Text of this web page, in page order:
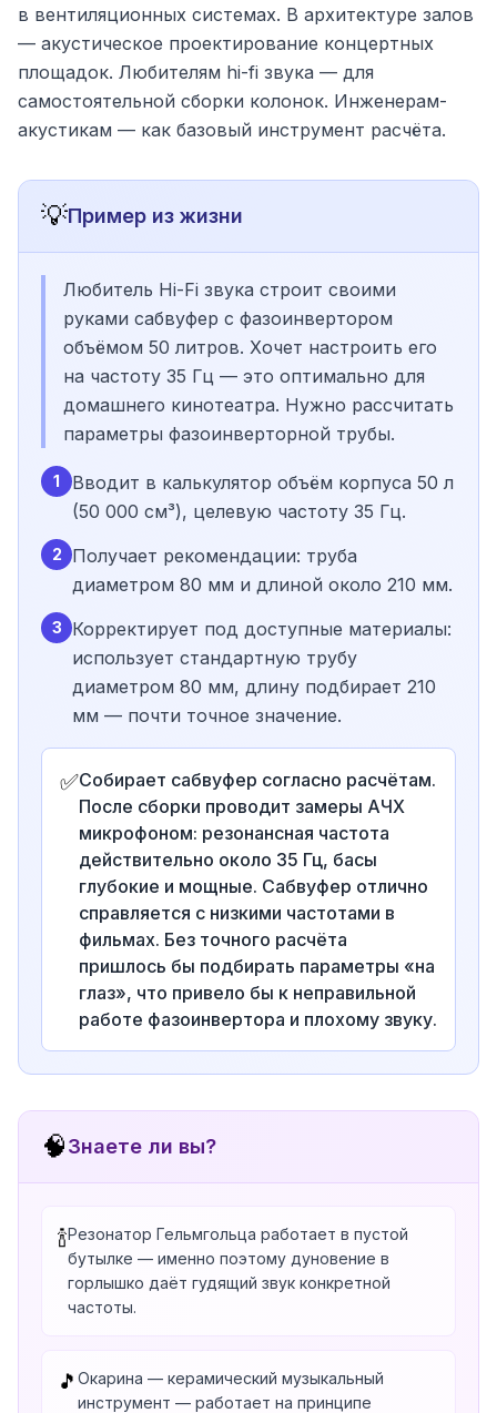
в вентиляционных системах. В архитектуре залов
— акустическое проектирование концертных
площадок. Любителям hi-fi звука — для
самостоятельной сборки колонок. Инженерам-
акустикам — как базовый инструмент расчёта.
💡Пример из жизни
Любитель Hi-Fi звука строит своими
руками сабвуфер с фазоинвертором
объёмом 50 литров. Хочет настроить его
на частоту 35 Гц — это оптимально для
домашнего кинотеатра. Нужно рассчитать
параметры фазоинверторной трубы.
1
Вводит в калькулятор объём корпуса 50 л
(50 000 см³), целевую частоту 35 Гц.
2
Получает рекомендации: труба
диаметром 80 мм и длиной около 210 мм.
3
Корректирует под доступные материалы:
использует стандартную трубу
диаметром 80 мм, длину подбирает 210
мм — почти точное значение.
✅Собирает сабвуфер согласно расчётам.
После сборки проводит замеры АЧХ
микрофоном: резонансная частота
действительно около 35 Гц, басы
глубокие и мощные. Сабвуфер отлично
справляется с низкими частотами в
фильмах. Без точного расчёта
пришлось бы подбирать параметры «на
глаз», что привело бы к неправильной
работе фазоинвертора и плохому звуку.
🧠Знаете ли вы?
🍾Резонатор Гельмгольца работает в пустой
бутылке — именно поэтому дуновение в
горлышко даёт гудящий звук конкретной
частоты.
🎵 Окарина — керамический музыкальный
инструмент — работает на принципе